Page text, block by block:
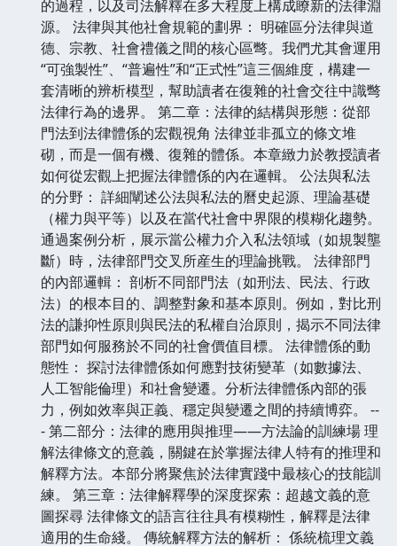
的過程，以及司法解釋在多大程度上構成瞭新的法律淵
源。 法律與其他社會規範的劃界： 明確區分法律與道
德、宗教、社會禮儀之間的核心區彆。我們尤其會運用
“可強製性”、“普遍性”和“正式性”這三個維度，構建一
套清晰的辨析模型，幫助讀者在復雜的社會交往中識彆
法律行為的邊界。 第二章：法律的結構與形態：從部
門法到法律體係的宏觀視角 法律並非孤立的條文堆
砌，而是一個有機、復雜的體係。本章緻力於教授讀者
如何從宏觀上把握法律體係的內在邏輯。 公法與私法
的分野： 詳細闡述公法與私法的曆史起源、理論基礎
（權力與平等）以及在當代社會中界限的模糊化趨勢。
通過案例分析，展示當公權力介入私法領域（如規製壟
斷）時，法律部門交叉所産生的理論挑戰。 法律部門
的內部邏輯： 剖析不同部門法（如刑法、民法、行政
法）的根本目的、調整對象和基本原則。例如，對比刑
法的謙抑性原則與民法的私權自治原則，揭示不同法律
部門如何服務於不同的社會價值目標。 法律體係的動
態性： 探討法律體係如何應對技術變革（如數據法、
人工智能倫理）和社會變遷。分析法律體係內部的張
力，例如效率與正義、穩定與變遷之間的持續博弈。 --
- 第二部分：法律的應用與推理——方法論的訓練場 理
解法律條文的意義，關鍵在於掌握法律人特有的推理和
解釋方法。本部分將聚焦於法律實踐中最核心的技能訓
練。 第三章：法律解釋學的深度探索：超越文義的意
圖探尋 法律條文的語言往往具有模糊性，解釋是法律
適用的生命綫。 傳統解釋方法的解析： 係統梳理文義